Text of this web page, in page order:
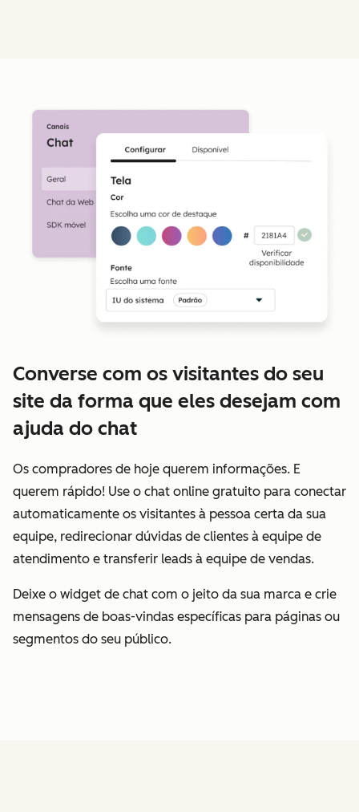
Converse com os visitantes do seu
site da forma que eles desejam com
ajuda do chat
Os compradores de hoje querem informações. E
querem rápido! Use o chat online gratuito para conectar
automaticamente os visitantes à pessoa certa da sua
equipe, redirecionar dúvidas de clientes à equipe de
atendimento e transferir leads à equipe de vendas.
Deixe o widget de chat com o jeito da sua marca e crie
mensagens de boas-vindas específicas para páginas ou
segmentos do seu público.